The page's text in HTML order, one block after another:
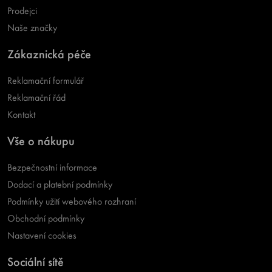
Prodejci
Naše značky
Zákaznická péče
Reklamační formulář
Reklamační řád
Kontakt
Vše o nákupu
Bezpečnostní informace
Dodací a platební podmínky
Podmínky užití webového rozhraní
Obchodní podmínky
Nastavení cookies
Sociální sítě